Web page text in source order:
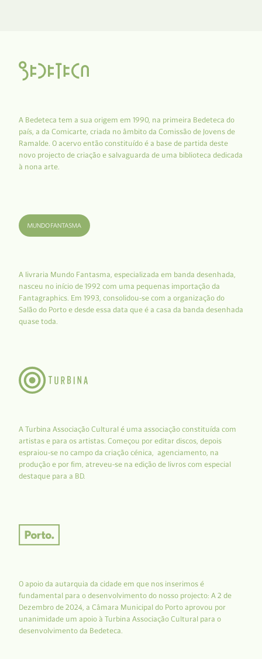
A Bedeteca tem a sua origem em 1990, na primeira Bedeteca do
país, a da Comicarte, criada no âmbito da Comissão de Jovens de
Ramalde. O acervo então constituído é a base de partida deste
novo projecto de criação e salvaguarda de uma biblioteca dedicada
à nona arte.
A livraria Mundo Fantasma, especializada em banda desenhada,
nasceu no início de 1992 com uma pequenas importação da
Fantagraphics. Em 1993, consolidou-se com a organização do
Salão do Porto e desde essa data que é a casa da banda desenhada
quase toda.
A Turbina Associação Cultural é uma associação constituída com
artistas e para os artistas. Começou por editar discos, depois
espraiou-se no campo da criação cénica, agenciamento, na
produção e por fim, atreveu-se na edição de livros com especial
destaque para a BD.
O apoio da autarquia da cidade em que nos inserimos é
fundamental para o desenvolvimento do nosso projecto: A 2 de
Dezembro de 2024, a Câmara Municipal do Porto aprovou por
unanimidade um apoio à Turbina Associação Cultural para o
desenvolvimento da Bedeteca.